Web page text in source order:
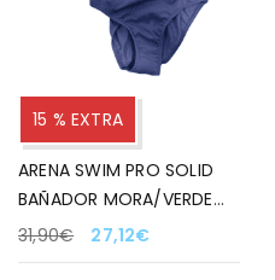
15 % EXTRA
ARENA SWIM PRO SOLID
BAÑADOR MORA/VERDE
AGUA PARA MUJER
31,90€ 27,12€